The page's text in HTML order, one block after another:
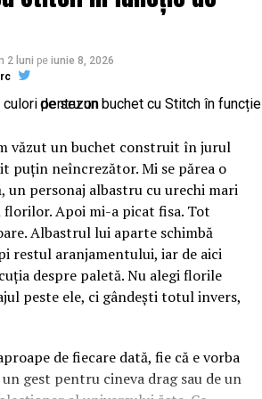
de pe piata privata de către
impreuna sau de către
a unor imobile rezidențiale
să le înstrăineze împreună,
scop legal al oricărei
că acționeaza pe o piață
greutăți si le-a asumat, dar nu
de liderii informali si complicii
și mijloacelor frauduloase și
mafiot (adverb utilizat conștient).
contractelor și a celorlalte
care le-am studiat si care au fost
penală, am constatat fără
2 luni pe iunie 8, 2026
văzut un buchet construit în jurul
puțin neîncrezător. Mi se părea o
un personaj albastru cu urechi mari
Apoi mi-a picat fisa. Tot
Albastrul lui aparte schimbă
restul aranjamentului, iar de aici
despre paletă. Nu alegi florile
peste ele, ci gândești totul invers,
de fiecare dată, fie că e vorba
un gest pentru cineva drag sau de un